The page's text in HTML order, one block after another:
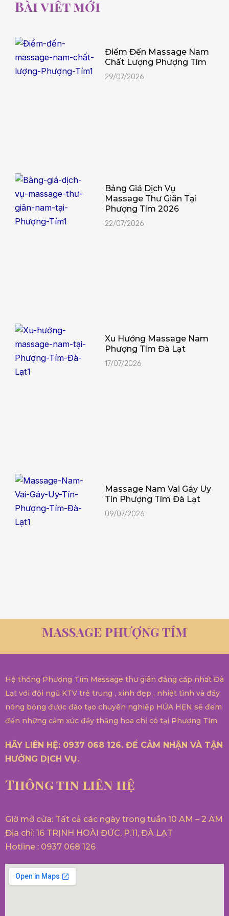
Bài viết mới
Điểm Đến Massage Nam
Chất Lượng Phượng Tím
29/07/2026
Bảng Giá Dịch Vụ
Massage Thư Giãn Tại
Phượng Tím 2026
22/07/2026
Xu Hướng Massage Nam
Phượng Tím Đà Lạt
17/07/2026
Massage Nam Vai Gáy Uy
Tín Phượng Tím Đà Lạt
09/07/2026
MASSAGE PHƯỢNG TÍM
Hệ thống Phượng Tím Massage thư giãn đẳng cấp nhất Đà
Lạt với đội ngũ KTV trẻ trung , xinh đẹp , nhiệt tình và đầy
nóng bỏng được đào tạo chuyên nghiệp HỨA HẸN sẽ đem
đến những cảm xúc đầy thăng hoa chỉ có tại Phượng Tím
HÃY LIÊN HỆ: 0937 068 126. ĐỂ CẢM NHẬN VÀ TẬN
HƯỞNG DỊCH VỤ.
Thông tin liên hệ
Giờ mở cửa: Tất cả các ngày trong tuần 10 AM – 2 AM
Địa chỉ: 16 TRỊNH HOÀI ĐỨC, P.11, ĐÀ LẠT
Hotline : 0937 068 126